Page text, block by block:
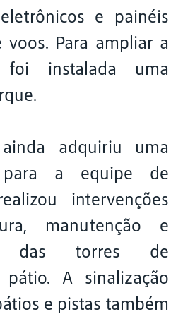
e painéis
Para ampliar a
foi instalada uma
adquiriu uma
a equipe de
intervenções
manutenção e
das torres de
A sinalização
e pistas também